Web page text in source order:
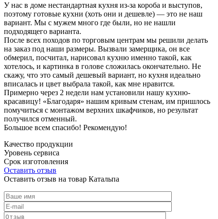
У нас в доме нестандартная кухня из-за короба и выступов,
поэтому готовые кухни (хоть они и дешевле) — это не наш
вариант. Мы с мужем много где были, но не нашли
подходящего варианта.
После всех походов по торговым центрам мы решили делать
на заказ под наши размеры. Вызвали замерщика, он все
обмерил, посчитал, нарисовал кухню именно такой, как
хотелось, и картинка в голове сложилась окончательно. Не
скажу, что это самый дешевый вариант, но кухня идеально
вписалась и цвет выбрала такой, как мне нравится.
Примерно через 2 недели нам установили нашу кухню-
красавицу! «Благодаря» нашим кривым стенам, им пришлось
помучиться с монтажом верхних шкафчиков, но результат
получился отменный.
Большое всем спасибо! Рекомендую!
Качество продукции
Уровень сервиса
Срок изготовления
Оставить отзыв
Оставить отзыв на товар Катальпа